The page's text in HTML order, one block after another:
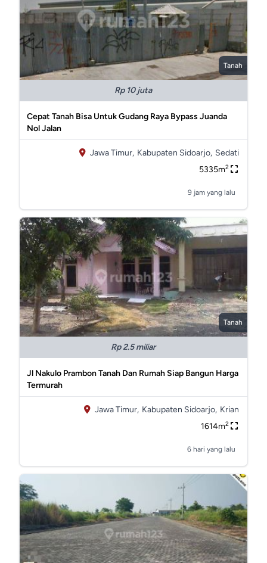
Tanah
Rp 10 juta
Cepat Tanah Bisa Untuk Gudang Raya Bypass Juanda
Nol Jalan
Jawa Timur, Kabupaten Sidoarjo, Sedati
5335m2
9 jam yang lalu
Tanah
Rp 2.5 miliar
Jl Nakulo Prambon Tanah Dan Rumah Siap Bangun Harga
Termurah
Jawa Timur, Kabupaten Sidoarjo, Krian
1614m2
6 hari yang lalu